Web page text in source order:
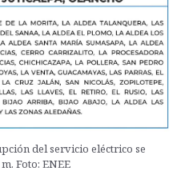
del servicio eléctrico se
Foto: ENEE